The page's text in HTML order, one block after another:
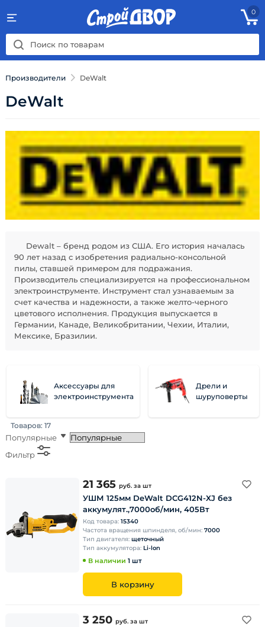
0
Производители DeWalt
DeWalt
Dewalt – бренд родом из США. Его история началась
90 лет назад с изобретения радиально-консольной
пилы, ставшей примером для подражания.
Производитель специализируется на профессиональном
электроинструменте. Инструмент стал узнаваемым за
счет качества и надежности, а также желто-черного
цветового исполнения. Продукция выпускается в
Германии, Канаде, Великобритании, Чехии, Италии,
Мексике, Бразилии.
Аксессуары для
электроинструмента
Дрели и
шуруповерты
Товаров: 17
Популярные
Фильтр
21 365 руб. за шт
УШМ 125мм DeWalt DCG412N-XJ без
аккумулят.,7000об/мин, 405Вт
Код товара: 15340
Частота вращения шпинделя, об/мин: 7000
Тип двигателя: щеточный
Тип аккумулятора: Li-lon
В наличии 1 шт
В корзину
3 250 руб. за шт